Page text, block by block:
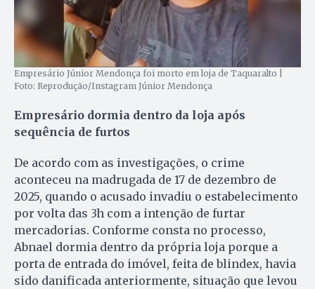
Empresário Júnior Mendonça foi morto em loja de Taquaralto |
Foto: Reprodução/Instagram Júnior Mendonça
Empresário dormia dentro da loja após
sequência de furtos
De acordo com as investigações, o crime
aconteceu na madrugada de 17 de dezembro de
2025, quando o acusado invadiu o estabelecimento
por volta das 3h com a intenção de furtar
mercadorias. Conforme consta no processo,
Abnael dormia dentro da própria loja porque a
porta de entrada do imóvel, feita de blindex, havia
sido danificada anteriormente, situação que levou